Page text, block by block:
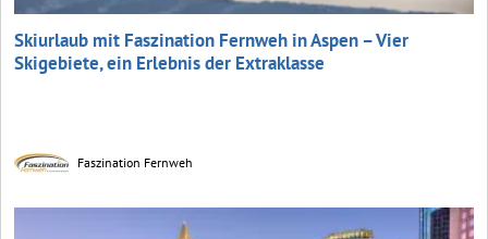
Skiurlaub mit Faszination Fernweh in Aspen – Vier
Skigebiete, ein Erlebnis der Extraklasse
Faszination Fernweh